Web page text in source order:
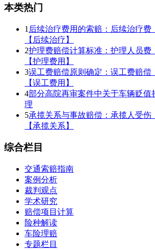
本类热门
1 后续治疗费用的索赔：后续治疗费
【后续治疗】
2护理费赔偿计算标准：护理人员费
【护理费用】
3误工费赔偿原则确定：误工费赔偿
【误工费用】
4部分高院再审案件中关于车辆贬值
理
5承揽关系与事故赔偿：承揽人受伤
【承揽关系】
综合栏目
交通索赔指南
案例分析
裁判观点
学术研究
赔偿项目计算
险种解读
车险理赔
专题栏目